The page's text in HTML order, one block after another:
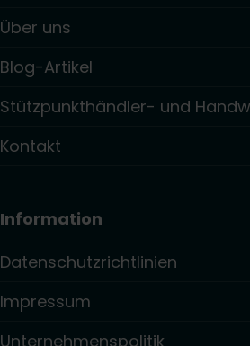
Über uns
Blog-Artikel
Stützpunkthändler- und
Kontakt
Information
Datenschutzrichtlinien
Impressum
Unternehmenspolitik